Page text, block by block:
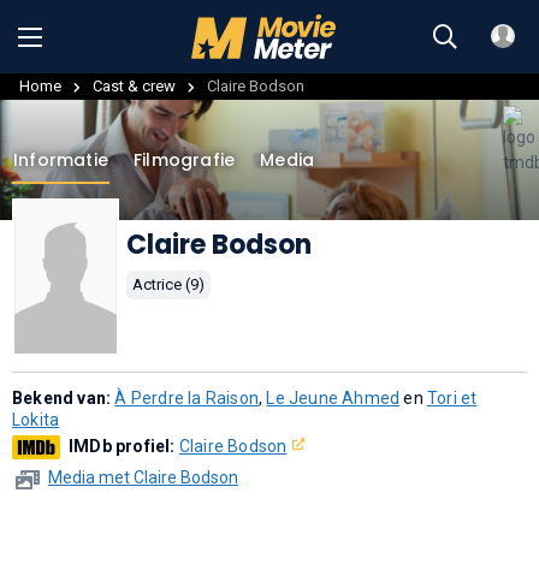
Home Cast & crew Claire Bodson
Informatie Filmografie Media
Claire Bodson
Actrice (9)
Bekend van:À Perdre la Raison, Le Jeune Ahmed enTori et
Lokita
IMDb profiel: Claire Bodson
Media met Claire Bodson